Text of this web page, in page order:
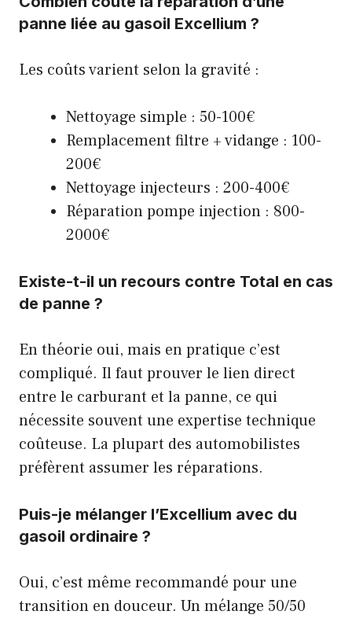
panne liée au gasoil Excellium ?
Les coûts varient selon la gravité :
Nettoyage simple : 50-100€
Remplacement filtre + vidange : 100-
200€
Nettoyage injecteurs : 200-400€
Réparation pompe injection : 800-
2000€
Existe-t-il un recours contre Total en cas
de panne ?
En théorie oui, mais en pratique c’est
compliqué. Il faut prouver le lien direct
entre le carburant et la panne, ce qui
nécessite souvent une expertise technique
coûteuse. La plupart des automobilistes
préfèrent assumer les réparations.
Puis-je mélanger l’Excellium avec du
gasoil ordinaire ?
Oui, c’est même recommandé pour une
transition en douceur. Un mélange 50/50